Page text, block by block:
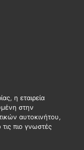
η εταιρεία
στην
αυτοκινήτου,
πιο γνωστές